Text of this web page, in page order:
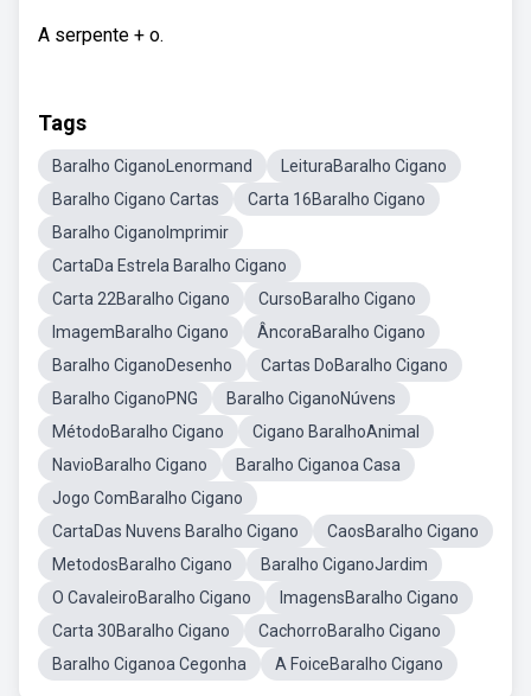
A serpente + o.
Tags
Baralho CiganoLenormand
LeituraBaralho Cigano
Baralho Cigano Cartas
Carta 16Baralho Cigano
Baralho CiganoImprimir
CartaDa Estrela Baralho Cigano
Carta 22Baralho Cigano
CursoBaralho Cigano
ImagemBaralho Cigano
ÂncoraBaralho Cigano
Baralho CiganoDesenho
Cartas DoBaralho Cigano
Baralho CiganoPNG
Baralho CiganoNúvens
MétodoBaralho Cigano
Cigano BaralhoAnimal
NavioBaralho Cigano
Baralho Ciganoa Casa
Jogo ComBaralho Cigano
CartaDas Nuvens Baralho Cigano
CaosBaralho Cigano
MetodosBaralho Cigano
Baralho CiganoJardim
O CavaleiroBaralho Cigano
ImagensBaralho Cigano
Carta 30Baralho Cigano
CachorroBaralho Cigano
Baralho Ciganoa Cegonha
A FoiceBaralho Cigano